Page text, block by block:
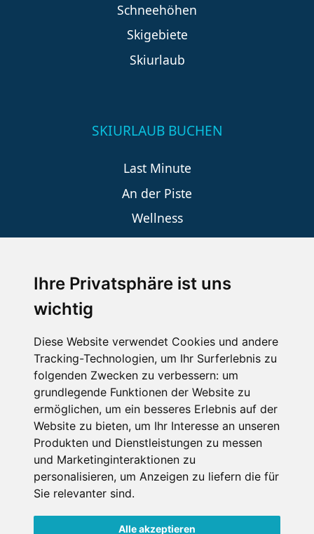
Ihre Privatsphäre ist uns
wichtig
Diese Website verwendet Cookies und andere
Tracking-Technologien, um Ihr Surferlebnis zu
folgenden Zwecken zu verbessern: um
grundlegende Funktionen der Website zu
ermöglichen, um ein besseres Erlebnis auf der
Website zu bieten, um Ihr Interesse an unseren
Produkten und Dienstleistungen zu messen
und Marketinginteraktionen zu
personalisieren, um Anzeigen zu liefern die für
Sie relevanter sind.
Alle akzeptieren
Schneehöhen
Skigebiete
Skiurlaub
SKIURLAUB BUCHEN
Last Minute
An der Piste
Wellness
SCHNEEHÖHEN SKI APP
Die Schneehoehen Ski APP für iOS und Android - Ein
Muss für alle Wintersportler und Schneefreaks!
Impressum
Datenschutz
Nutzungsbedingungen
Portale
FAQ Newsletter Mediadaten